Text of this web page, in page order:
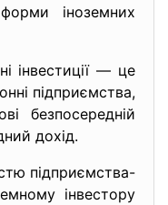
іноземних
— це
підприємства,
безпосередній
дохід.
підприємства-
інвестору